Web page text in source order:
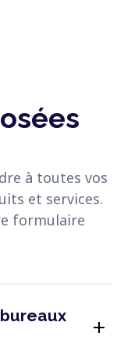
à toutes vos
et services.
formulaire
add